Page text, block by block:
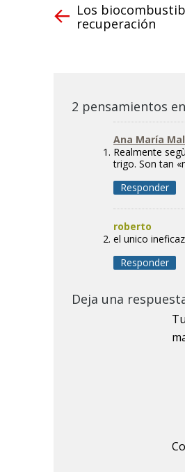
Los
recuperación
2 pensamientos
Ana María
Realmente
trigo. Son tan
Responder
roberto
el unico
Responder
Deja una